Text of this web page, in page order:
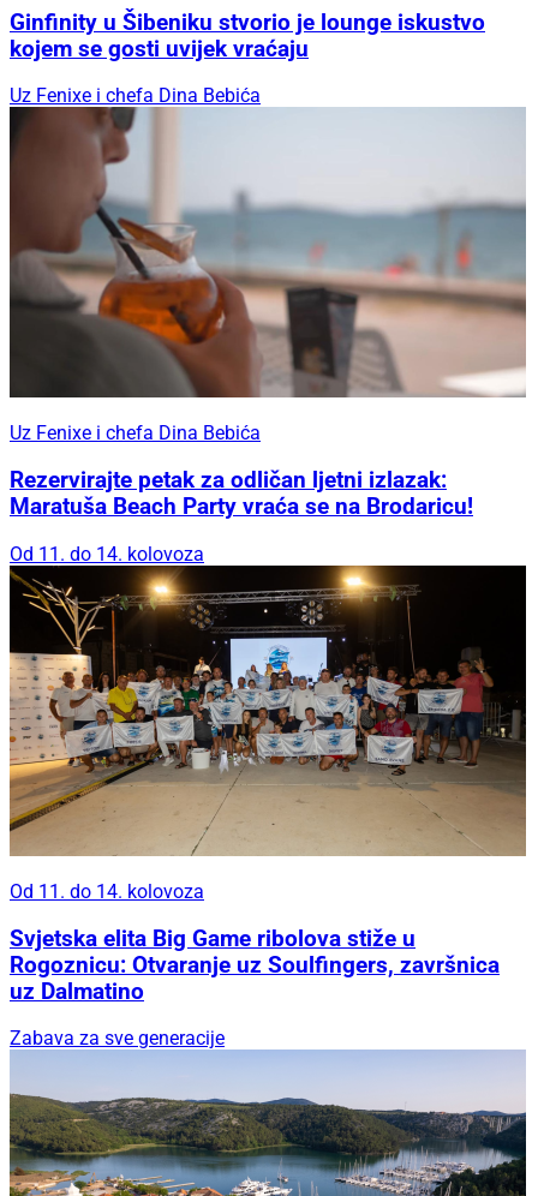
Ginfinity u Šibeniku stvorio je lounge iskustvo
kojem se gosti uvijek vraćaju
Uz Fenixe i chefa Dina Bebića
Uz Fenixe i chefa Dina Bebića
Rezervirajte petak za odličan ljetni izlazak:
Maratuša Beach Party vraća se na Brodaricu!
Od 11. do 14. kolovoza
Od 11. do 14. kolovoza
Svjetska elita Big Game ribolova stiže u
Rogoznicu: Otvaranje uz Soulfingers, završnica
uz Dalmatino
Zabava za sve generacije